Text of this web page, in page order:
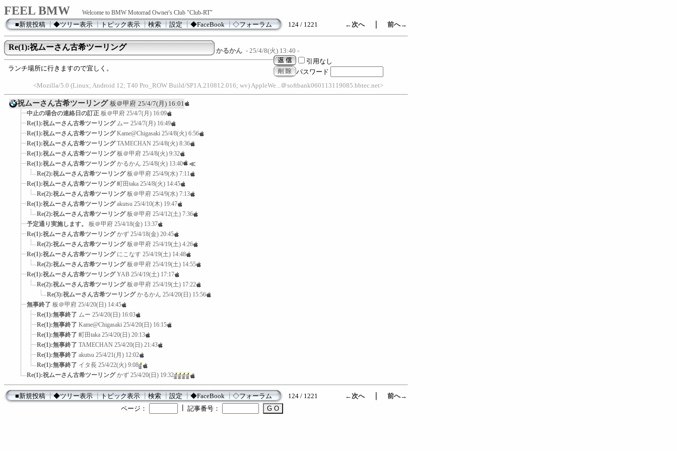
FEEL BMW Welcome to BMW Motorrad Owner's Club "Club-RT"
■新規投稿┃◆ツリー表示┃トピック表示┃検索┃設定┃◆FaceBook┃◇フォーラム 124 / 1221 ←次へ｜ 前へ→
Re(1):祝ムーさん古希ツーリング かるかん - 25/4/8(火) 13:40 -
引用なし
パスワード
ランチ場所に行きますので宜しく。
<Mozilla/5.0 (Linux; Android 12; T40 Pro_ROW Build/SP1A.210812.016; wv) AppleWe...＠softbank060113119085.bbtec.net>
祝ムーさん古希ツーリング 板＠甲府 25/4/7(月) 16:01
中止の場合の連絡日の訂正 板＠甲府 25/4/7(月) 16:09
Re(1):祝ムーさん古希ツーリング ムー 25/4/7(月) 16:49
Re(1):祝ムーさん古希ツーリング Kame@Chigasaki 25/4/8(火) 6:56
Re(1):祝ムーさん古希ツーリング TAMECHAN 25/4/8(火) 8:36
Re(1):祝ムーさん古希ツーリング 板＠甲府 25/4/8(火) 9:32
Re(1):祝ムーさん古希ツーリング かるかん 25/4/8(火) 13:40 ≪
Re(2):祝ムーさん古希ツーリング 板＠甲府 25/4/9(水) 7:11
Re(1):祝ムーさん古希ツーリング 町田taka 25/4/8(火) 14:45
Re(2):祝ムーさん古希ツーリング 板＠甲府 25/4/9(水) 7:13
Re(1):祝ムーさん古希ツーリング akutsu 25/4/10(木) 19:47
Re(2):祝ムーさん古希ツーリング 板＠甲府 25/4/12(土) 7:36
予定通り実施します。
板＠甲府 25/4/18(金) 13:37
Re(1):祝ムーさん古希ツーリング かず 25/4/18(金) 20:45
Re(2):祝ムーさん古希ツーリング 板＠甲府 25/4/19(土) 4:26
Re(1):祝ムーさん古希ツーリング にこなす 25/4/19(土) 14:48
Re(2):祝ムーさん古希ツーリング 板＠甲府 25/4/19(土) 14:55
Re(1):祝ムーさん古希ツーリング YAB 25/4/19(土) 17:17
Re(2):祝ムーさん古希ツーリング 板＠甲府 25/4/19(土) 17:22
Re(3):祝ムーさん古希ツーリング かるかん 25/4/20(日) 15:56
無事終了 板＠甲府 25/4/20(日) 14:45
Re(1):無事終了 ムー 25/4/20(日) 16:03
Re(1):無事終了 Kame@Chigasaki 25/4/20(日) 16:15
Re(1):無事終了 町田taka 25/4/20(日) 20:13
Re(1):無事終了 TAMECHAN 25/4/20(日) 21:43
Re(1):無事終了 akutsu 25/4/21(月) 12:02
Re(1):無事終了 イタ長 25/4/22(火) 9:08
Re(1):祝ムーさん古希ツーリング かず 25/4/20(日) 19:32
■新規投稿┃◆ツリー表示┃トピック表示┃検索┃設定┃◆FaceBook┃◇フォーラム 124 / 1221 ←次へ｜ 前へ→
ページ：
記事番号：